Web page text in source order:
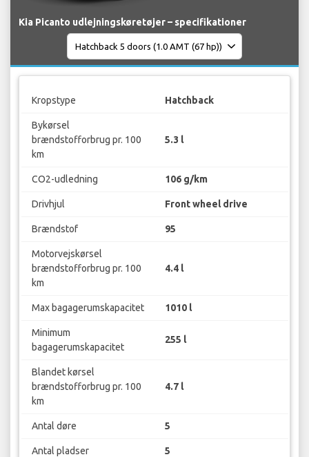
Kia Picanto udlejningskøretøjer – specifikationer
Kropstype Hatchback
Bykørsel
brændstofforbrug pr. 100
km
5.3 l
CO2-udledning 106 g/km
Drivhjul Front wheel drive
Brændstof 95
Motorvejskørsel
brændstofforbrug pr. 100
km
4.4 l
Max bagagerumskapacitet 1010 l
Minimum
bagagerumskapacitet
255 l
Blandet kørsel
brændstofforbrug pr. 100
km
4.7 l
Antal døre 5
Antal pladser 5